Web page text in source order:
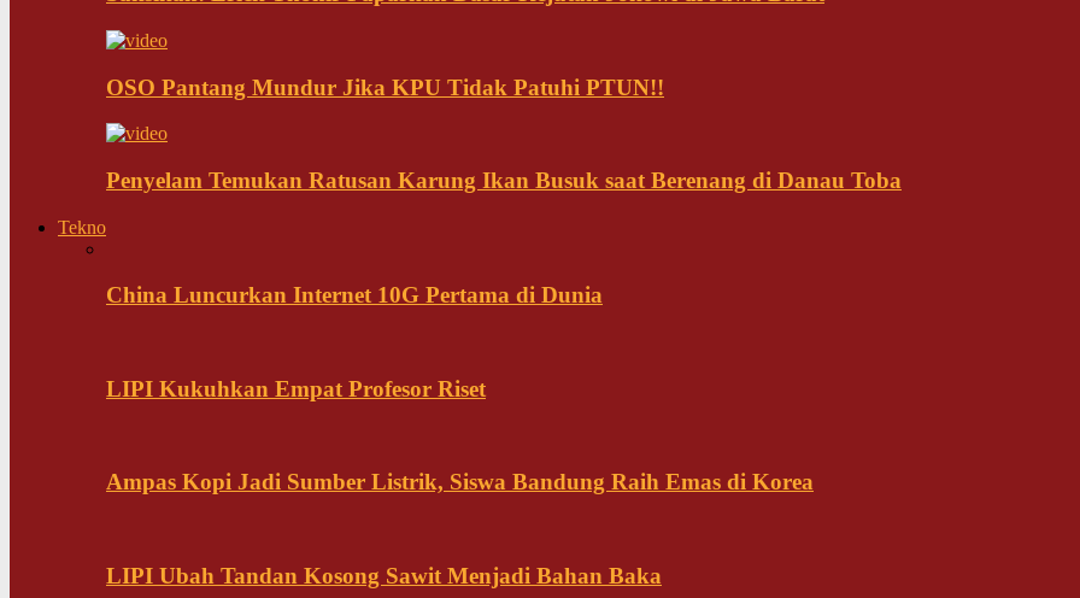
OSO Pantang Mundur Jika KPU Tidak Patuhi PTUN!!
Penyelam Temukan Ratusan Karung Ikan Busuk saat Berenang di Danau Toba
Tekno
China Luncurkan Internet 10G Pertama di Dunia
LIPI Kukuhkan Empat Profesor Riset
Ampas Kopi Jadi Sumber Listrik, Siswa Bandung Raih Emas di Korea
LIPI Ubah Tandan Kosong Sawit Menjadi Bahan Baka